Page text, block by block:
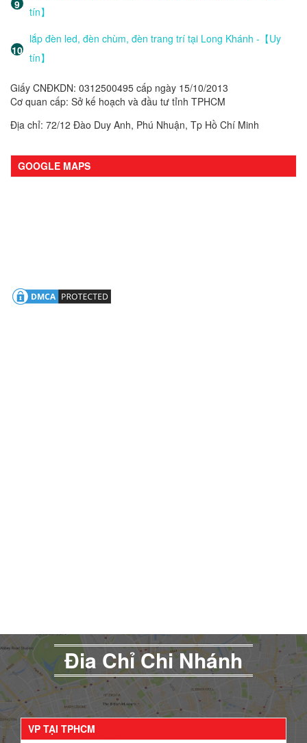
tín】
lắp đèn led, đèn chùm, đèn trang trí tại Long Khánh -【Uy
tín】
Giấy CNĐKDN: 0312500495 cấp ngày 15/10/2013
Cơ quan cấp: Sở kế hoạch và đầu tư tỉnh TPHCM
Địa chỉ: 72/12 Đào Duy Anh, Phú Nhuận, Tp Hồ Chí Minh
GOOGLE MAPS
Đia Chỉ Chi Nhánh
VP TẠI TPHCM